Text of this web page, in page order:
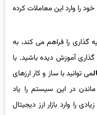
گذاری را فراهم می کند، به
آموزش دیده باشید. با
می توانید با ساز و کار ارزهای
در این سیستم را یاد
را وارد بازار ارز دیجیتال
به اینکه درک درستی از ابعاد